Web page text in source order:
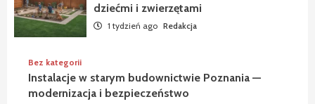
dziećmi i zwierzętami
1 tydzień ago Redakcja
Bez kategorii
Instalacje w starym budownictwie Poznania —
modernizacja i bezpieczeństwo